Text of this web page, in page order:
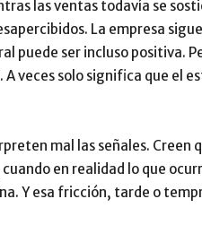
las ventas todavía se
La empresa
puede ser incluso positiva.
veces solo significa que el
mal las señales. Creen
en realidad lo que
Y esa fricción, tarde o